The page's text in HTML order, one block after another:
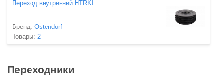
Переход внутренний HTRKI
Бренд: Ostendorf
Товары: 2
Переходники